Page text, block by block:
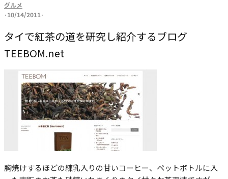
グルメ
·10/14/2011·
タイで紅茶の道を研究し紹介するブログ
TEEBOM.net
胸焼けするほどの練乳入りの甘いコーヒー、ペットボトルに入